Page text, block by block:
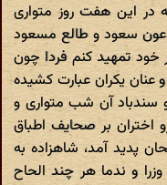
این هفت روز متواری
عون سعود و طالع مسعود
خود تمهید کنم فردا چون
یکران عبارت کشیده
آن شب متواری و
اختران بر صحایف اطباق
پدید آمد، شاهزاده به
و ندما هر چند الحاح